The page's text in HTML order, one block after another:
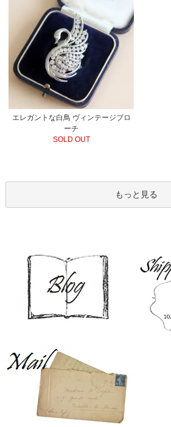
エレガントな白鳥 ヴィンテージブロ
ーチ
SOLD OUT
もっと見る